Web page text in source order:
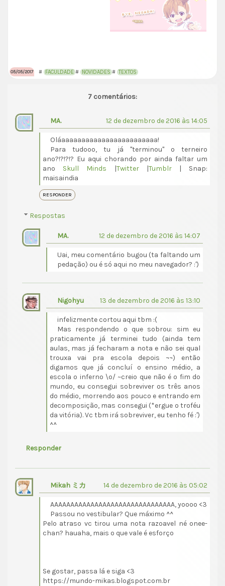
# FACULDADE # NOVIDADES # TEXTOS
05/05/2017
7 comentários:
MA. 12 de dezembro de 2016 às 14:05
Oláaaaaaaaaaaaaaaaaaaaaaaaa!
Para tudooo, tu já "terminou" o terneiro
ano?!?!?!? Eu aqui chorando por ainda faltar um
ano Skull Minds |Twitter|Tumblr| Snap:
maisaindia
RESPONDER
Respostas
MA. 12 de dezembro de 2016 às 14:07
Uai, meu comentário bugou (ta faltando um
pedação) ou é só aqui no meu navegador? :')
Nigohyu 13 de dezembro de 2016 às 13:10
infelizmente cortou aqui tbm :(
Mas respondendo o que sobrou: sim eu
praticamente já terminei tudo (ainda tem
aulas, mas já fecharam a nota e não sei qual
trouxa vai pra escola depois ¬¬) então
digamos que já concluí o ensino médio, a
escola o inferno \o/ ~creio que não é o fim do
mundo, eu consegui sobreviver os três anos
do médio, morrendo aos pouco e entrando em
decomposição, mas consegui (*ergue o troféu
da vitória). Vc tbm irá sobreviver, eu tenho fé :')
^^
Responder
Mikah ミカ 14 de dezembro de 2016 às 05:02
AAAAAAAAAAAAAAAAAAAAAAAAAAAAAAA, yoooo <3
Passou no vestibular? Que máximo ^^
Pelo atraso vc tirou uma nota razoavel né onee-
chan? hauaha, mais o que vale é esforço
Se gostar, passa lá e siga <3
https://mundo-mikas.blogspot.com.br